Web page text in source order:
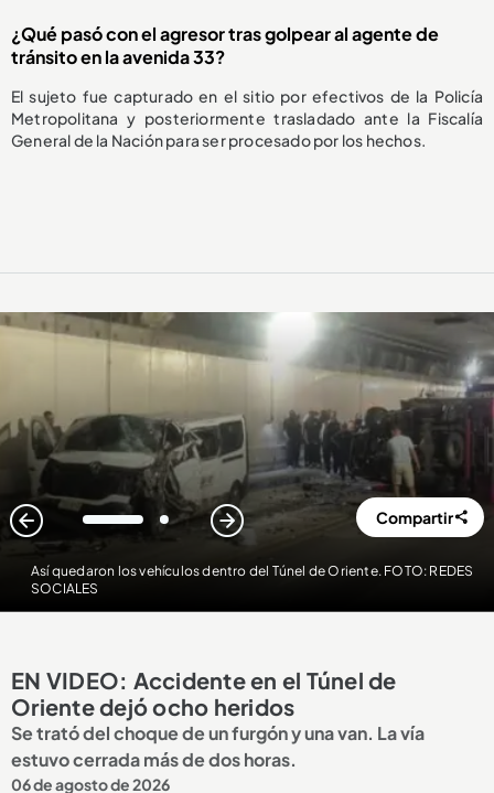
¿Qué pasó con el agresor tras golpear al agente de
tránsito en la avenida 33?
El sujeto fue capturado en el sitio por efectivos de la Policía
Metropolitana y posteriormente trasladado ante la Fiscalía
General de la Nación para ser procesado por los hechos.
Así quedaron los vehículos dentro del Túnel de Oriente. FOTO: REDES
SOCIALES
1 2 Compartir
EN VIDEO: Accidente en el Túnel de
Oriente dejó ocho heridos
Se trató del choque de un furgón y una van. La vía
estuvo cerrada más de dos horas.
06 de agosto de 2026